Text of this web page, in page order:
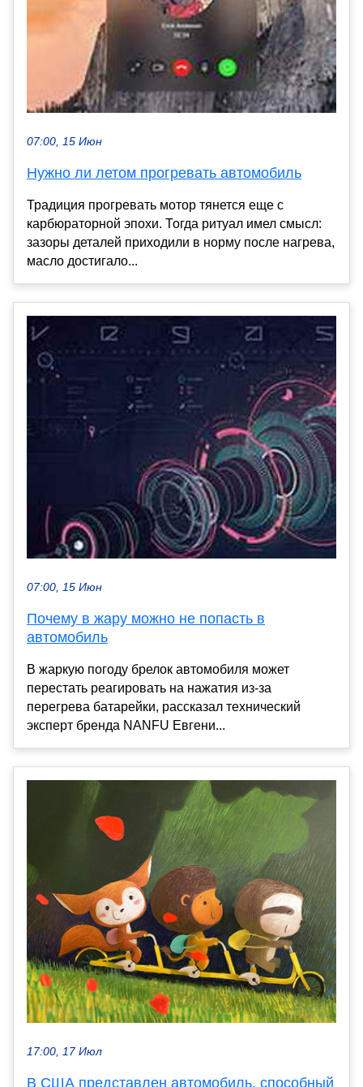
07:00, 15 Июн
Нужно ли летом прогревать автомобиль
Традиция прогревать мотор тянется еще с
карбюраторной эпохи. Тогда ритуал имел смысл:
зазоры деталей приходили в норму после нагрева,
масло достигало...
07:00, 15 Июн
Почему в жару можно не попасть в
автомобиль
В жаркую погоду брелок автомобиля может
перестать реагировать на нажатия из-за
перегрева батарейки, рассказал технический
эксперт бренда NANFU Евгени...
17:00, 17 Июл
В США представлен автомобиль, способный